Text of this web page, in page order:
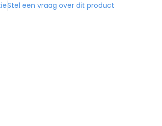
Stel een vraag over dit product